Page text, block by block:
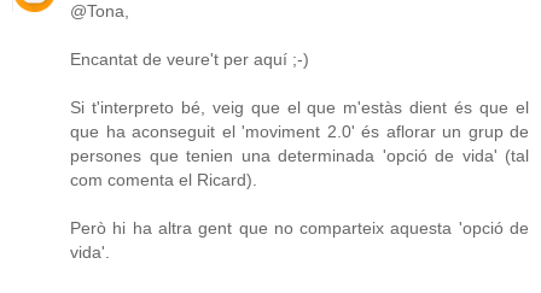
@Tona,
Encantat de veure't per aquí ;-)
Si t'interpreto bé, veig que el que m'estàs dient és que el
que ha aconseguit el 'moviment 2.0' és aflorar un grup de
persones que tenien una determinada 'opció de vida' (tal
com comenta el Ricard).
Però hi ha altra gent que no comparteix aquesta 'opció de
vida'.